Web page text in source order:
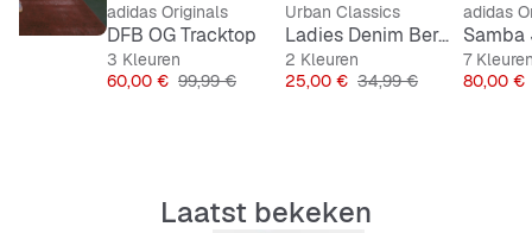
adidas Originals
DFB OG Tracktop
3 Kleuren
Prijs
60,00 € Originele Prijs
99,99 €
Urban Classics
Ladies Denim Bermuda
2 Kleuren
Prijs
25,00 € Originele Prijs
34,99 €
adidas
Samba
7
Prijs
80,00 €
Laatst bekeken